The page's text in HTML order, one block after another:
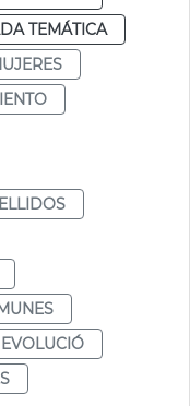
TEMÁTICA
EVOLUCIÓ